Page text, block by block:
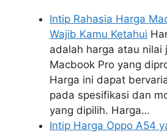
Intip Rahasia Harga
Wajib Kamu Ketahui
adalah harga atau nilai
Macbook Pro yang
Harga ini dapat
pada spesifikasi dan
yang dipilih. Harga…
Intip Harga Oppo A54